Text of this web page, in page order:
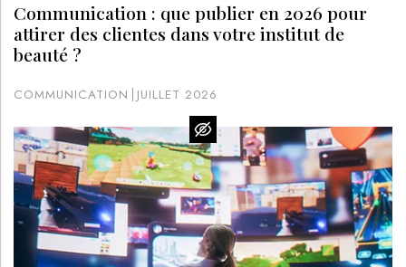
Communication : que publier en 2026 pour
attirer des clientes dans votre institut de
beauté ?
COMMUNICATION JUILLET 2026